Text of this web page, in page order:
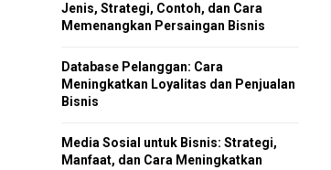
Jenis, Strategi, Contoh, dan Cara
Memenangkan Persaingan Bisnis
Database Pelanggan: Cara
Meningkatkan Loyalitas dan Penjualan
Bisnis
Media Sosial untuk Bisnis: Strategi,
Manfaat, dan Cara Meningkatkan